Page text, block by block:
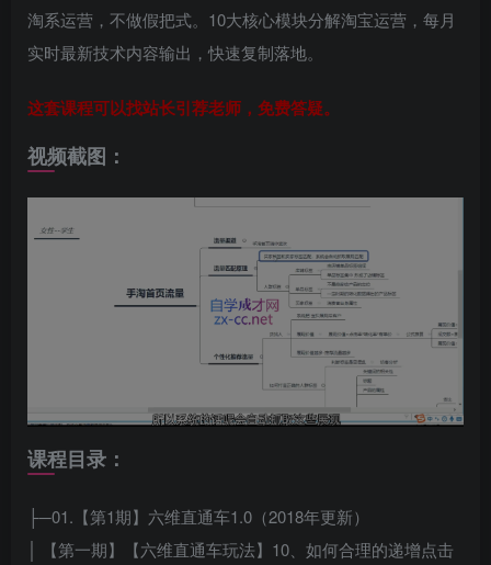
淘系运营，不做假把式。10大核心模块分解淘宝运营，每月
实时最新技术内容输出，快速复制落地。
这套课程可以找站长引荐老师，免费答疑。
视频截图：
课程目录：
├─01.【第1期】六维直通车1.0（2018年更新）
│ 【第一期】【六维直通车玩法】10、如何合理的递增点击